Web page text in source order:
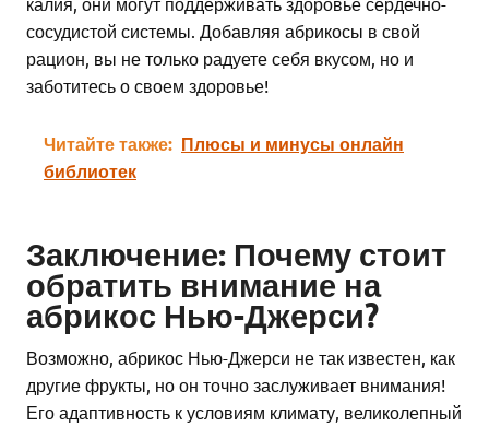
сосудистой системы. Добавляя абрикосы в свой
рацион, вы не только радуете себя вкусом, но и
заботитесь о своем здоровье!
Читайте также: Плюсы и минусы онлайн
библиотек
Заключение: Почему стоит
обратить внимание на
абрикос Нью-Джерси?
Возможно, абрикос Нью-Джерси не так известен, как
другие фрукты, но он точно заслуживает внимания!
Его адаптивность к условиям климату, великолепный